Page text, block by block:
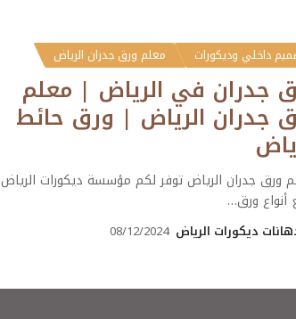
داخلي وديكورات معلم ورق جدران الرياض
جدران في الرياض | معلم
جدران الرياض | ورق حائط
ورق جدران الرياض توفر لكم مؤسسة ديكورات الرياض
أنواع ورق…
ديكورات الرياض 08/12/2024